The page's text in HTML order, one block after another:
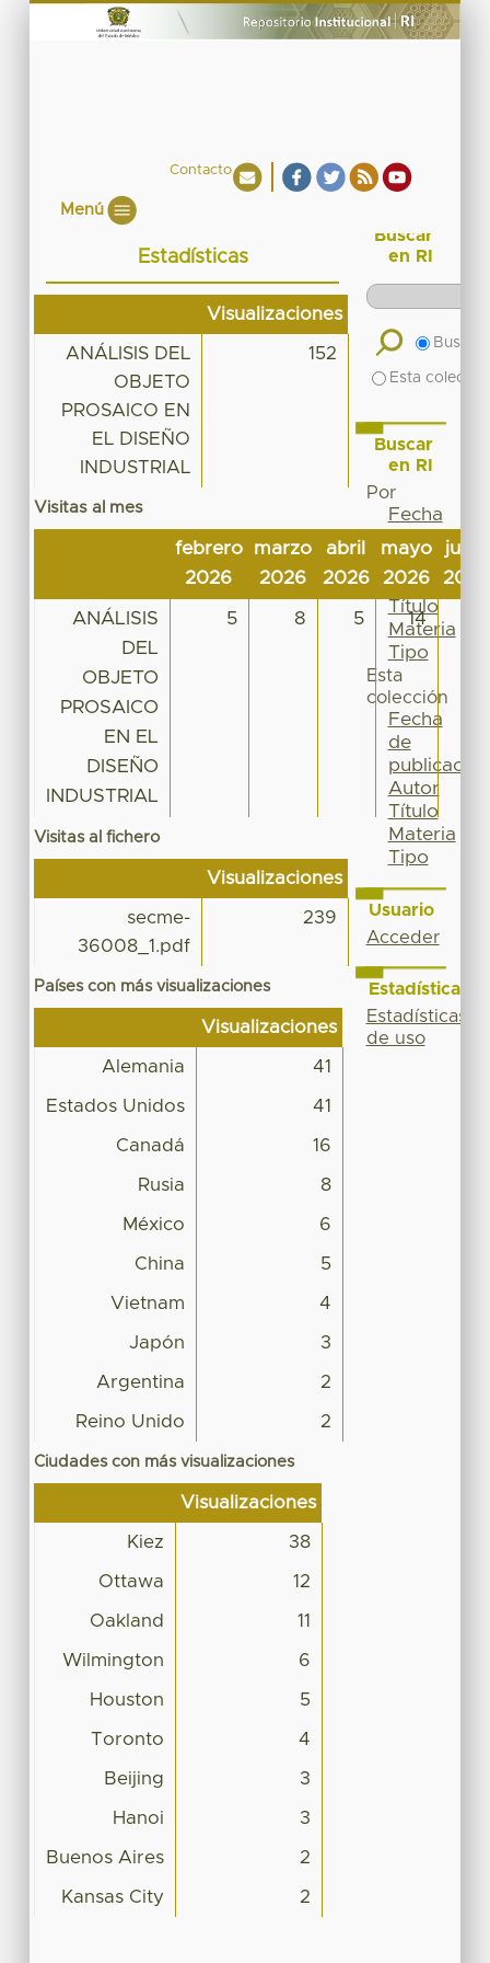
Contacto
Menú
Estadísticas
Visualizaciones
ANÁLISIS DEL
OBJETO
PROSAICO EN
EL DISEÑO
INDUSTRIAL
152
Visitas al mes
febrero
2026
marzo
2026
abril
2026
mayo
2026
junio
2026
ANÁLISIS
DEL
OBJETO
PROSAICO
EN EL
DISEÑO
INDUSTRIAL
5 8 5 14
Visitas al fichero
Visualizaciones
secme-
36008_1.pdf
239
Países con más visualizaciones
Visualizaciones
Alemania 41
Estados Unidos 41
Canadá 16
Rusia 8
México 6
China 5
Vietnam 4
Japón 3
Argentina 2
Reino Unido 2
Ciudades con más visualizaciones
Visualizaciones
Kiez 38
Ottawa 12
Oakland 11
Wilmington 6
Houston 5
Toronto 4
Beijing 3
Hanoi 3
Buenos Aires 2
Kansas City 2
Buscar
en RI
Buscar
Esta
Buscar
en RI
Por
Fecha
publicación
Autor
Título
Materia
Tipo
Esta
colección
Fecha
de
publicación
Autor
Título
Materia
Tipo
Usuario
Acceder
Estadísticas
Estadísticas
de uso